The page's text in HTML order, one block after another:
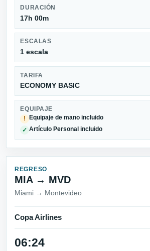
DURACIÓN
17h 00m
ESCALAS
1 escala
TARIFA
ECONOMY BASIC
EQUIPAJE
!
Equipaje de mano incluido
✓ Artículo Personal incluido
REGRESO
MIA → MVD
Miami → Montevideo
Copa Airlines
06:24